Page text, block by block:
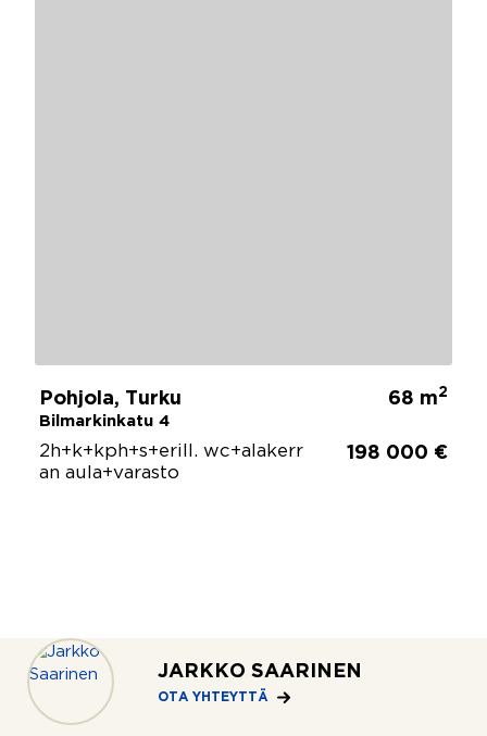
JARKKO SAARINEN
OTA YHTEYTTÄ
Pohjola, Turku
Bilmarkinkatu 4
68 m2
2h+k+kph+s+erill. wc+alakerr
an aula+varasto
198 000 €